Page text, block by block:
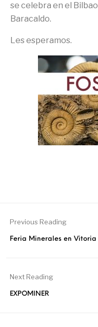
se celebra en el
Baracaldo.
Les esperamos.
Previous Reading
Feria Minerales en Vitoria
Next Reading
EXPOMINER